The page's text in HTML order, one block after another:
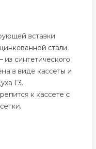
вставки
стали.
синтетического
в виде кассеты и
Г3.
к кассете с